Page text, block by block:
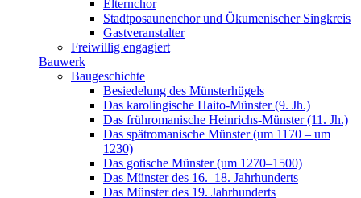
Elternchor
Stadtposaunenchor und Ökumenischer Singkreis
Gastveranstalter
Freiwillig engagiert
Bauwerk
Baugeschichte
Besiedelung des Münsterhügels
Das karolingische Haito-Münster (9. Jh.)
Das frühromanische Heinrichs-Münster (11. Jh.)
Das spätromanische Münster (um 1170 – um
1230)
Das gotische Münster (um 1270–1500)
Das Münster des 16.–18. Jahrhunderts
Das Münster des 19. Jahrhunderts